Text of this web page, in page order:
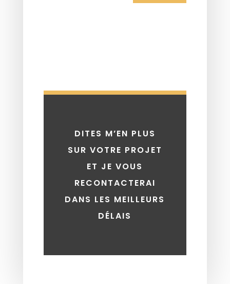
DITES M’EN PLUS
SUR VOTRE PROJET
ET JE VOUS
RECONTACTERAI
DANS LES MEILLEURS
DÉLAIS